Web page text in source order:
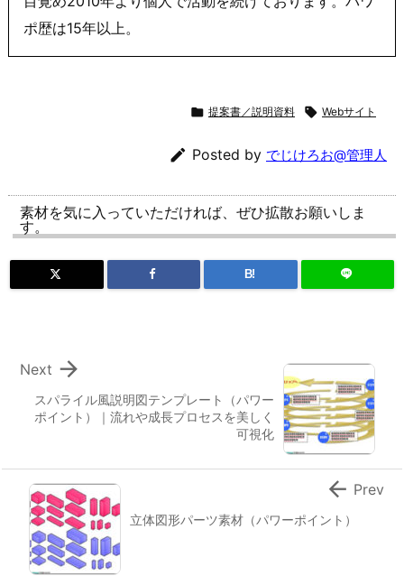
ポ歴は15年以上。
 提案書／説明資料  Webサイト
 Posted by でじけろお@管理人
素材を気に入っていただければ、ぜひ拡散お願いしま
す。
B!
スパライル風説明図テンプレート（パワー
ポイント）｜流れや成長プロセスを美しく
可視化

Next
立体図形パーツ素材（パワーポイント）
 Prev